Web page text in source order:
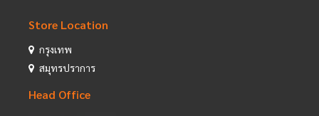
Store Location
กรุงเทพ
สมุทรปราการ
Head Office